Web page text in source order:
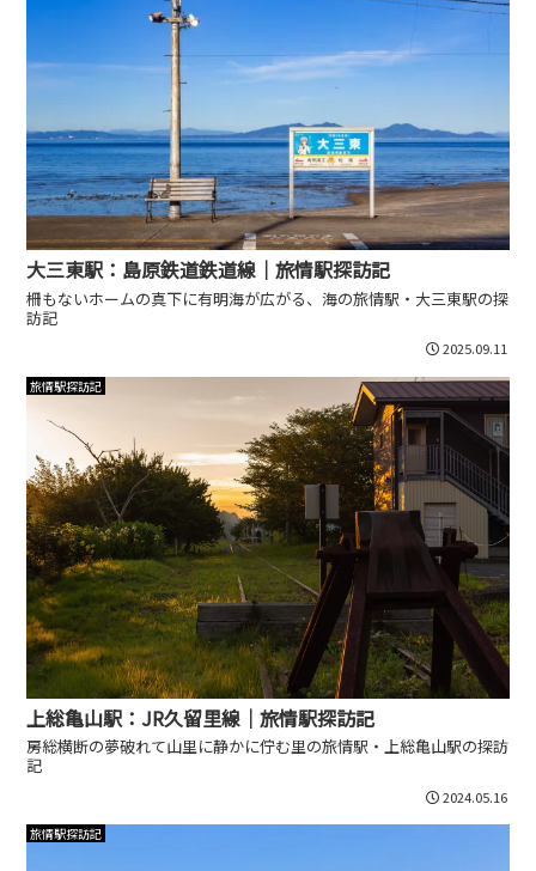
大三東駅：島原鉄道鉄道線｜旅情駅探訪記
柵もないホームの真下に有明海が広がる、海の旅情駅・大三東駅の探
訪記
2025.09.11
旅情駅探訪記
上総亀山駅：JR久留里線｜旅情駅探訪記
房総横断の夢破れて山里に静かに佇む里の旅情駅・上総亀山駅の探訪
記
2024.05.16
旅情駅探訪記